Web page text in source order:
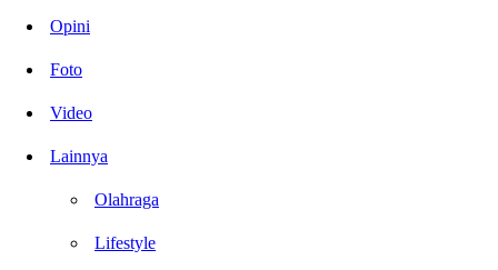
Opini
Foto
Video
Lainnya
Olahraga
Lifestyle